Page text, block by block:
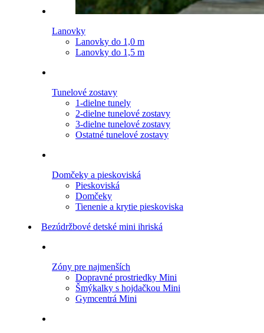
Lanovky
Lanovky do 1,0 m
Lanovky do 1,5 m
Tunelové zostavy
1-dielne tunely
2-dielne tunelové zostavy
3-dielne tunelové zostavy
Ostatné tunelové zostavy
Domčeky a pieskoviská
Pieskoviská
Domčeky
Tienenie a krytie pieskoviska
Bezúdržbové detské mini ihriská
Zóny pre najmenších
Dopravné prostriedky Mini
Šmýkalky s hojdačkou Mini
Gymcentrá Mini